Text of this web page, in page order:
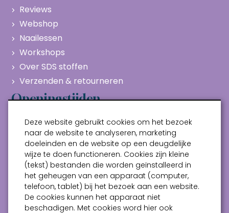
Reviews
Webshop
Naailessen
Workshops
Over SDS stoffen
Verzenden & retourneren
Openingstijden
Maandag
Gesloten
Dinsdag
10:00 - 17:00
Woensdag
10:00 - 17:00
Donderdag
10:00 - 17:00
Vrijdag
10:00 - 17:00
Zaterdag
10:00 - 17:00
Deze website gebruikt cookies om het bezoek
naar de website te analyseren, marketing
doeleinden en de website op een deugdelijke
wijze te doen functioneren. Cookies zijn kleine
(tekst) bestanden die worden geïnstalleerd in
het geheugen van een apparaat (computer,
telefoon, tablet) bij het bezoek aan een website.
De cookies kunnen het apparaat niet
beschadigen. Met cookies word hier ook